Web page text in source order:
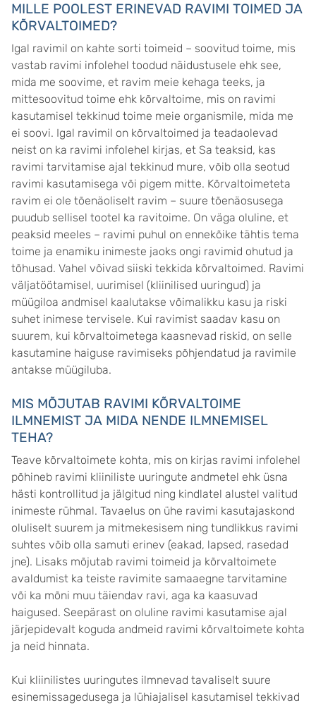
MILLE POOLEST ERINEVAD RAVIMI TOIMED JA
KÕRVALTOIMED?
Igal ravimil on kahte sorti toimeid – soovitud toime, mis
vastab ravimi infolehel toodud näidustusele ehk see,
mida me soovime, et ravim meie kehaga teeks, ja
mittesoovitud toime ehk kõrvaltoime, mis on ravimi
kasutamisel tekkinud toime meie organismile, mida me
ei soovi. Igal ravimil on kõrvaltoimed ja teadaolevad
neist on ka ravimi infolehel kirjas, et Sa teaksid, kas
ravimi tarvitamise ajal tekkinud mure, võib olla seotud
ravimi kasutamisega või pigem mitte. Kõrvaltoimeteta
ravim ei ole tõenäoliselt ravim – suure tõenäosusega
puudub sellisel tootel ka ravitoime. On väga oluline, et
peaksid meeles – ravimi puhul on ennekõike tähtis tema
toime ja enamiku inimeste jaoks ongi ravimid ohutud ja
tõhusad. Vahel võivad siiski tekkida kõrvaltoimed. Ravimi
väljatöötamisel, uurimisel (kliinilised uuringud) ja
müügiloa andmisel kaalutakse võimalikku kasu ja riski
suhet inimese tervisele. Kui ravimist saadav kasu on
suurem, kui kõrvaltoimetega kaasnevad riskid, on selle
kasutamine haiguse ravimiseks põhjendatud ja ravimile
antakse müügiluba.
MIS MÕJUTAB RAVIMI KÕRVALTOIME
ILMNEMIST JA MIDA NENDE ILMNEMISEL
TEHA?
Teave kõrvaltoimete kohta, mis on kirjas ravimi infolehel
põhineb ravimi kliiniliste uuringute andmetel ehk üsna
hästi kontrollitud ja jälgitud ning kindlatel alustel valitud
inimeste rühmal. Tavaelus on ühe ravimi kasutajaskond
oluliselt suurem ja mitmekesisem ning tundlikkus ravimi
suhtes võib olla samuti erinev (eakad, lapsed, rasedad
jne). Lisaks mõjutab ravimi toimeid ja kõrvaltoimete
avaldumist ka teiste ravimite samaaegne tarvitamine
või ka mõni muu täiendav ravi, aga ka kaasuvad
haigused. Seepärast on oluline ravimi kasutamise ajal
järjepidevalt koguda andmeid ravimi kõrvaltoimete kohta
ja neid hinnata.
Kui kliinilistes uuringutes ilmnevad tavaliselt suure
esinemissagedusega ja lühiajalisel kasutamisel tekkivad